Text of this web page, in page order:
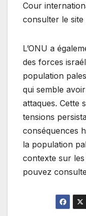
Cour
consulter le site
L’ONU a
des forces
population
qui semble
attaques. Cette
tensions
conséquences
la population
contexte sur
pouvez